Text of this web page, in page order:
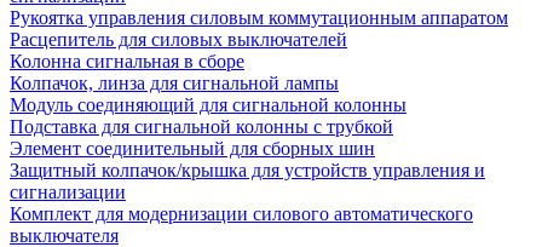
Рукоятка управления силовым коммутационным аппаратом
Расцепитель для силовых выключателей
Колонна сигнальная в сборе
Колпачок, линза для сигнальной лампы
Модуль соединяющий для сигнальной колонны
Подставка для сигнальной колонны с трубкой
Элемент соединительный для сборных шин
Защитный колпачок/крышка для устройств управления и
сигнализации
Комплект для модернизации силового автоматического
выключателя